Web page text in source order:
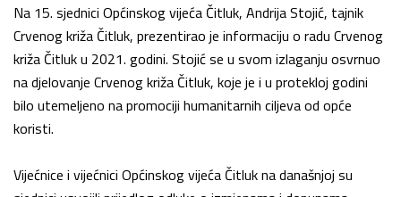
Na 15. sjednici Općinskog vijeća Čitluk, Andrija Stojić, tajnik
Crvenog križa Čitluk, prezentirao je informaciju o radu Crvenog
križa Čitluk u 2021. godini. Stojić se u svom izlaganju osvrnuo
na djelovanje Crvenog križa Čitluk, koje je i u protekloj godini
bilo utemeljeno na promociji humanitarnih ciljeva od opće
koristi.
Vijećnice i vijećnici Općinskog vijeća Čitluk na današnjoj su